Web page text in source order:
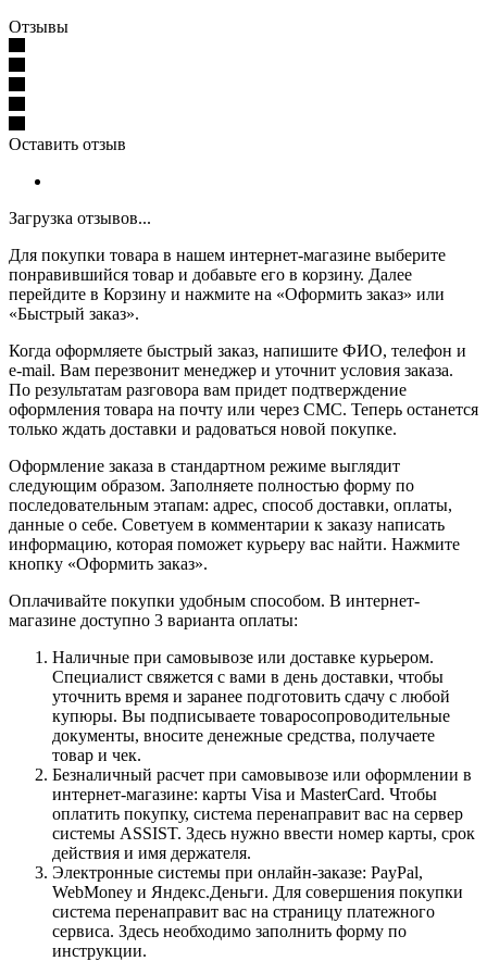
Отзывы
Оставить отзыв
Загрузка отзывов...
Для покупки товара в нашем интернет-магазине выберите
понравившийся товар и добавьте его в корзину. Далее
перейдите в Корзину и нажмите на «Оформить заказ» или
«Быстрый заказ».
Когда оформляете быстрый заказ, напишите ФИО, телефон и
e-mail. Вам перезвонит менеджер и уточнит условия заказа.
По результатам разговора вам придет подтверждение
оформления товара на почту или через СМС. Теперь останется
только ждать доставки и радоваться новой покупке.
Оформление заказа в стандартном режиме выглядит
следующим образом. Заполняете полностью форму по
последовательным этапам: адрес, способ доставки, оплаты,
данные о себе. Советуем в комментарии к заказу написать
информацию, которая поможет курьеру вас найти. Нажмите
кнопку «Оформить заказ».
Оплачивайте покупки удобным способом. В интернет-
магазине доступно 3 варианта оплаты:
Наличные при самовывозе или доставке курьером.
Специалист свяжется с вами в день доставки, чтобы
уточнить время и заранее подготовить сдачу с любой
купюры. Вы подписываете товаросопроводительные
документы, вносите денежные средства, получаете
товар и чек.
Безналичный расчет при самовывозе или оформлении в
интернет-магазине: карты Visa и MasterCard. Чтобы
оплатить покупку, система перенаправит вас на сервер
системы ASSIST. Здесь нужно ввести номер карты, срок
действия и имя держателя.
Электронные системы при онлайн-заказе: PayPal,
WebMoney и Яндекс.Деньги. Для совершения покупки
система перенаправит вас на страницу платежного
сервиса. Здесь необходимо заполнить форму по
инструкции.